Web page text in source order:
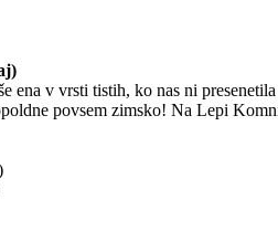
ena v vrsti tistih, ko nas ni
povsem zimsko! Na Lepi